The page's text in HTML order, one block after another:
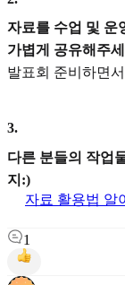
자료를 수업 및 운
가볍게 공유해주
발표회 준비하면
3.
다른 분들의 작업
지:)
자료 활용법 알
1